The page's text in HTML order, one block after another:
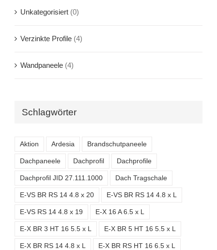
Unkategorisiert (0)
Verzinkte Profile (4)
Wandpaneele (4)
Schlagwörter
Aktion Ardesia Brandschutpaneele
Dachpaneele Dachprofil Dachprofile
Dachprofil JID 27.111.1000 Dach Tragschale
E-VS BR RS 14 4.8 x 20 E-VS BR RS 14 4.8 x L
E-VS RS 14 4.8 x 19 E-X 16 A 6.5 x L
E-X BR 3 HT 16 5.5 x L E-X BR 5 HT 16 5.5 x L
E-X BR RS 14 4.8 x L E-X BR RS HT 16 6.5 x L